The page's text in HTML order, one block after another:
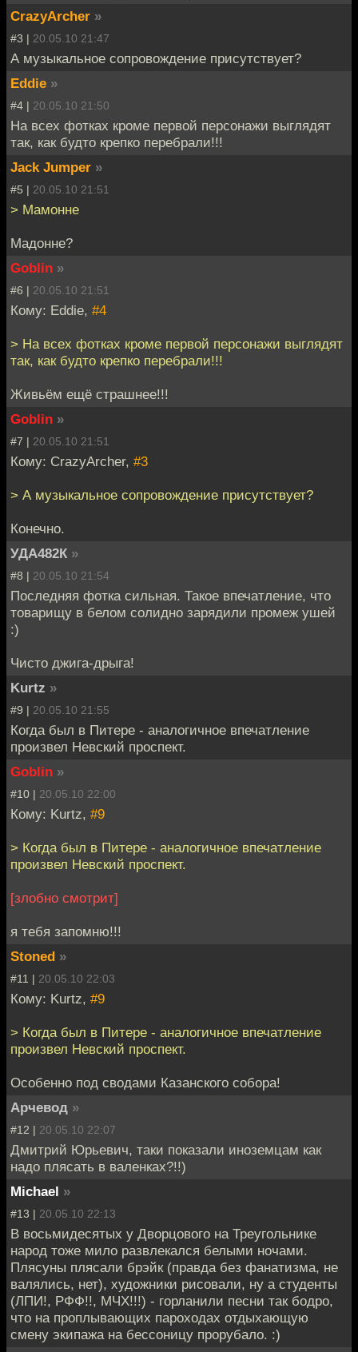
CrazyArcher »
#3 | 20.05.10 21:47
А музыкальное сопровождение присутствует?
Eddie »
#4 | 20.05.10 21:50
На всех фотках кроме первой персонажи выглядят
так, как будто крепко перебрали!!!
Jack Jumper »
#5 | 20.05.10 21:51
> Мамонне
Мадонне?
Goblin »
#6 | 20.05.10 21:51
Кому: Eddie, #4
> На всех фотках кроме первой персонажи выглядят
так, как будто крепко перебрали!!!
Живьём ещё страшнее!!!
Goblin »
#7 | 20.05.10 21:51
Кому: CrazyArcher, #3
> А музыкальное сопровождение присутствует?
Конечно.
УДА482К »
#8 | 20.05.10 21:54
Последняя фотка сильная. Такое впечатление, что
товарищу в белом солидно зарядили промеж ушей
:)
Чисто джига-дрыга!
Kurtz »
#9 | 20.05.10 21:55
Когда был в Питере - аналогичное впечатление
произвел Невский проспект.
Goblin »
#10 | 20.05.10 22:00
Кому: Kurtz, #9
> Когда был в Питере - аналогичное впечатление
произвел Невский проспект.
[злобно смотрит]
я тебя запомню!!!
Stoned »
#11 | 20.05.10 22:03
Кому: Kurtz, #9
> Когда был в Питере - аналогичное впечатление
произвел Невский проспект.
Особенно под сводами Казанского собора!
Арчевод »
#12 | 20.05.10 22:07
Дмитрий Юрьевич, таки показали иноземцам как
надо плясать в валенках?!!)
Мichael »
#13 | 20.05.10 22:13
В восьмидесятых у Дворцового на Треугольнике
народ тоже мило развлекался белыми ночами.
Плясуны плясали брэйк (правда без фанатизма, не
валялись, нет), художники рисовали, ну а студенты
(ЛПИ!, РФФ!!, МЧХ!!!) - горланили песни так бодро,
что на проплывающих пароходах отдыхающую
смену экипажа на бессоницу прорубало. :)